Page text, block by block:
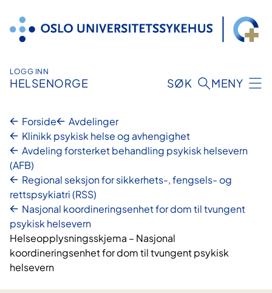
innhold
LOGG INN
HELSENORGE SØK MENY
Forside
Avdelinger
Klinikk psykisk helse og avhengighet
Avdeling forsterket behandling psykisk helsevern
(AFB)
Regional seksjon for sikkerhets-, fengsels- og
rettspsykiatri (RSS)
Nasjonal koordineringsenhet for dom til tvungent
psykisk helsevern
Helseopplysningsskjema – Nasjonal
koordineringsenhet for dom til tvungent psykisk
helsevern